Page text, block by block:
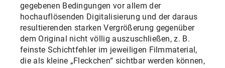
gegebenen Bedingungen vor allem der
hochauflösenden Digitalisierung und der daraus
resultierenden starken Vergrößerung gegenüber
dem Original nicht völlig auszuschließen, z. B.
feinste Schichtfehler im jeweiligen Filmmaterial,
die als kleine „Fleckchen“ sichtbar werden können,